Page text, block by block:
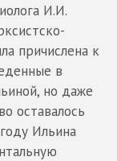
И.И.
причислена к
в
но даже
оставалось
Ильина